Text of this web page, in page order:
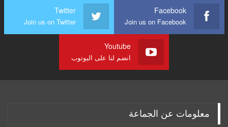
Facebook
Join us on Facebook
Twitter
Join us on Twitter
Youtube
انضم لنا على اليوتوب
معلومات عن الجماعة